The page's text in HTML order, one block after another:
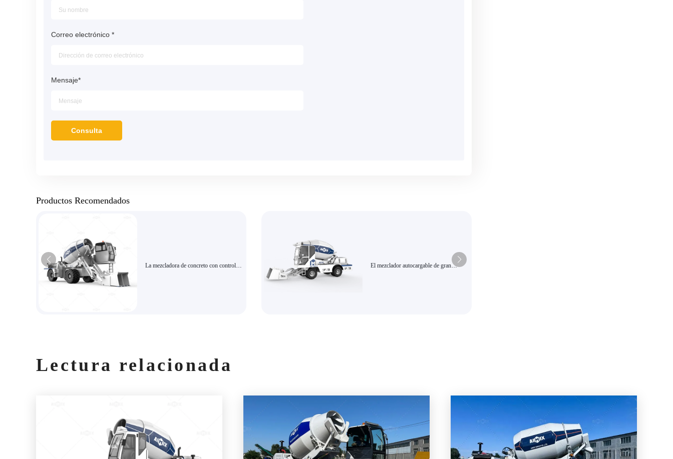
Correo electrónico *
Mensaje*
Productos Recomendados
La mezcladora de concreto con control
El mezclador autocargable de gran
Lectura relacionada